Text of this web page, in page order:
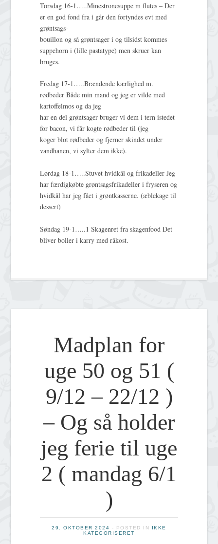
Torsdag 16-1…..Minestronesuppe m flutes – Der
er en god fond fra i går den fortyndes evt med
grøntsags-
bouillon og så grøntsager i og tilsidst kommes
suppehorn i (lille pastatype) men skruer kan
bruges.
Fredag 17-1…..Brændende kærlighed m.
rødbeder Både min mand og jeg er vilde med
kartoffelmos og da jeg
har en del grøntsager bruger vi dem i tern istedet
for bacon, vi får kogte rødbeder til (jeg
koger blot rødbeder og fjerner skindet under
vandhanen, vi sylter dem ikke).
Lørdag 18-1…..Stuvet hvidkål og frikadeller Jeg
har færdigkøbte grøntsagsfrikadeller i fryseren og
hvidkål har jeg fået i grøntkasserne. (æblekage til
dessert)
Søndag 19-1…..1 Skagenret fra skagenfood Det
bliver boller i karry med råkost.
Madplan for
uge 50 og 51 (
9/12 – 22/12 )
– Og så holder
jeg ferie til uge
2 ( mandag 6/1
)
29. OKTOBER 2024 - POSTED IN
IKKE
KATEGORISERET